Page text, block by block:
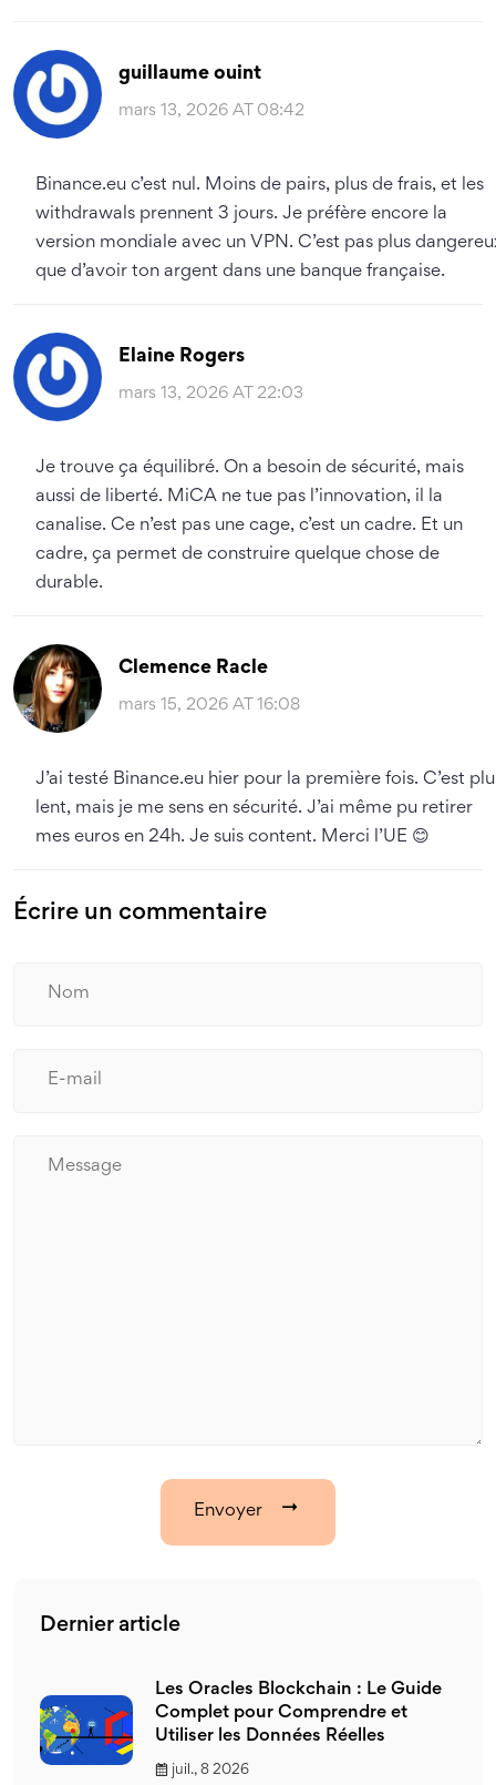
guillaume ouint
mars 13, 2026 AT 08:42
Binance.eu c’est nul. Moins de pairs, plus de frais, et les
withdrawals prennent 3 jours. Je préfère encore la
version mondiale avec un VPN. C’est pas plus
que d’avoir ton argent dans une banque française.
Elaine Rogers
mars 13, 2026 AT 22:03
Je trouve ça équilibré. On a besoin de sécurité, mais
aussi de liberté. MiCA ne tue pas l’innovation, il la
canalise. Ce n’est pas une cage, c’est un cadre. Et un
cadre, ça permet de construire quelque chose de
durable.
Clemence Racle
mars 15, 2026 AT 16:08
J’ai testé Binance.eu hier pour la première fois. C’est
lent, mais je me sens en sécurité. J’ai même pu retirer
mes euros en 24h. Je suis content. Merci l’UE 😊
Écrire un commentaire
Envoyer
Dernier article
Les Oracles Blockchain : Le Guide
Complet pour Comprendre et
Utiliser les Données Réelles
juil., 8 2026